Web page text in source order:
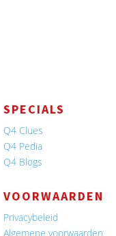
SPECIALS
Q4 Clues
Q4 Pedia
Q4 Blogs
VOORWAARDEN
Privacybeleid
Algemene voorwaarden